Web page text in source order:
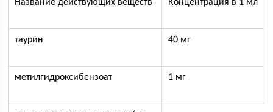
Название действующих веществ Концентрация в 1 мл
таурин 40 мг
метилгидроксибензоат 1 мг